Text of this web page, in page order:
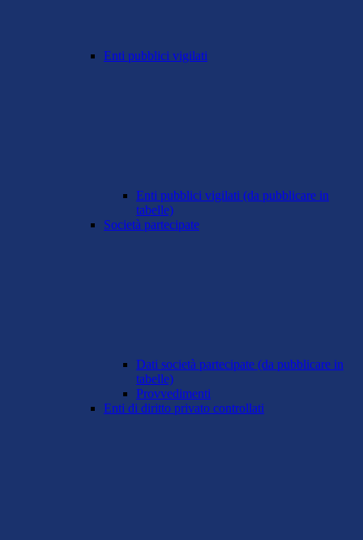
Enti pubblici vigilati
Enti pubblici vigilati (da pubblicare in
tabelle)
Società partecipate
Dati società partecipate (da pubblicare in
tabelle)
Provvedimenti
Enti di diritto privato controllati